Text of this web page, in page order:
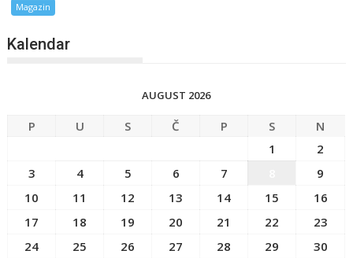
Magazin
Kalendar
AUGUST 2026
P U S Č P S
N
1
2
3
4 5 6 7
9
10
11 12 13 14 15
16
17
18 19 20 21 22
23
24
25 26 27 28 29
30